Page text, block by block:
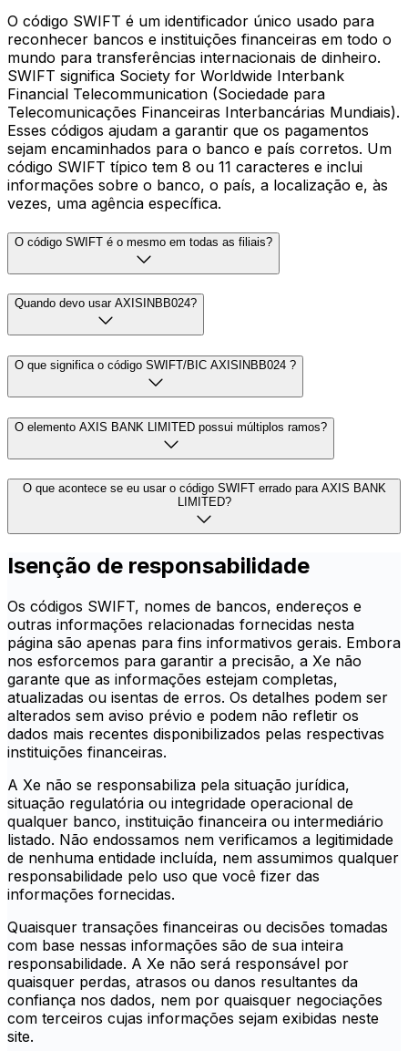
O código SWIFT é um identificador único usado para
reconhecer bancos e instituições financeiras em todo o
mundo para transferências internacionais de dinheiro.
SWIFT significa Society for Worldwide Interbank
Financial Telecommunication (Sociedade para
Telecomunicações Financeiras Interbancárias Mundiais).
Esses códigos ajudam a garantir que os pagamentos
sejam encaminhados para o banco e país corretos. Um
código SWIFT típico tem 8 ou 11 caracteres e inclui
informações sobre o banco, o país, a localização e, às
vezes, uma agência específica.
O código SWIFT é o mesmo em todas as filiais?
Quando devo usar AXISINBB024?
O que significa o código SWIFT/BIC AXISINBB024 ?
O elemento AXIS BANK LIMITED possui múltiplos ramos?
O que acontece se eu usar o código SWIFT errado para AXIS BANK
LIMITED?
Isenção de responsabilidade
Os códigos SWIFT, nomes de bancos, endereços e
outras informações relacionadas fornecidas nesta
página são apenas para fins informativos gerais. Embora
nos esforcemos para garantir a precisão, a Xe não
garante que as informações estejam completas,
atualizadas ou isentas de erros. Os detalhes podem ser
alterados sem aviso prévio e podem não refletir os
dados mais recentes disponibilizados pelas respectivas
instituições financeiras.
A Xe não se responsabiliza pela situação jurídica,
situação regulatória ou integridade operacional de
qualquer banco, instituição financeira ou intermediário
listado. Não endossamos nem verificamos a legitimidade
de nenhuma entidade incluída, nem assumimos qualquer
responsabilidade pelo uso que você fizer das
informações fornecidas.
Quaisquer transações financeiras ou decisões tomadas
com base nessas informações são de sua inteira
responsabilidade. A Xe não será responsável por
quaisquer perdas, atrasos ou danos resultantes da
confiança nos dados, nem por quaisquer negociações
com terceiros cujas informações sejam exibidas neste
site.